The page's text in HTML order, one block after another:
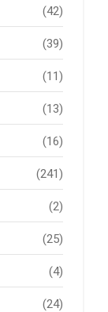
(42)
(39)
(11)
(13)
(16)
(241)
(2)
(25)
(4)
(24)